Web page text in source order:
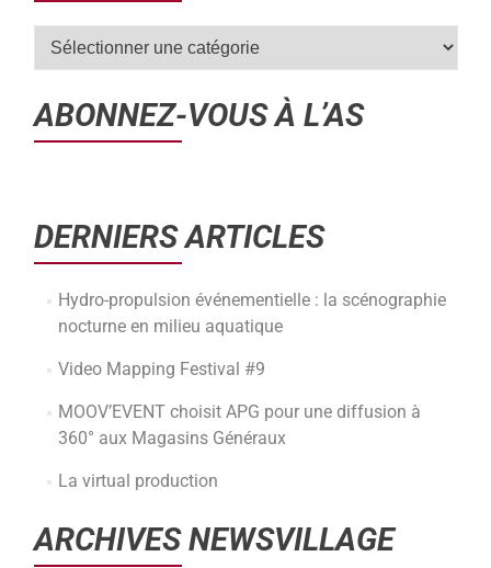
ABONNEZ-VOUS À L’AS
DERNIERS ARTICLES
Hydro-propulsion événementielle : la scénographie
nocturne en milieu aquatique
Video Mapping Festival #9
MOOV’EVENT choisit APG pour une diffusion à
360° aux Magasins Généraux
La virtual production
ARCHIVES NEWSVILLAGE